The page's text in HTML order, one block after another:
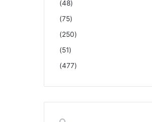
(48)
(75)
(250)
(51)
(477)